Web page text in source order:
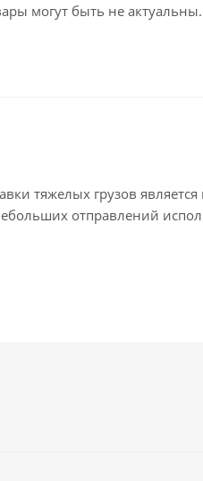
могут быть не
тяжелых грузов
отправлений